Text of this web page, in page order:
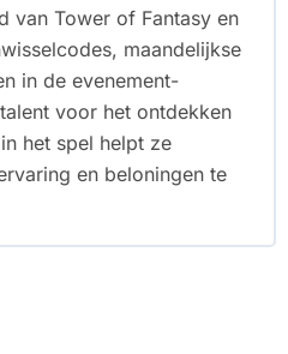
van Tower of Fantasy en
maandelijkse
in de evenement-
voor het ontdekken
het spel helpt ze
en beloningen te